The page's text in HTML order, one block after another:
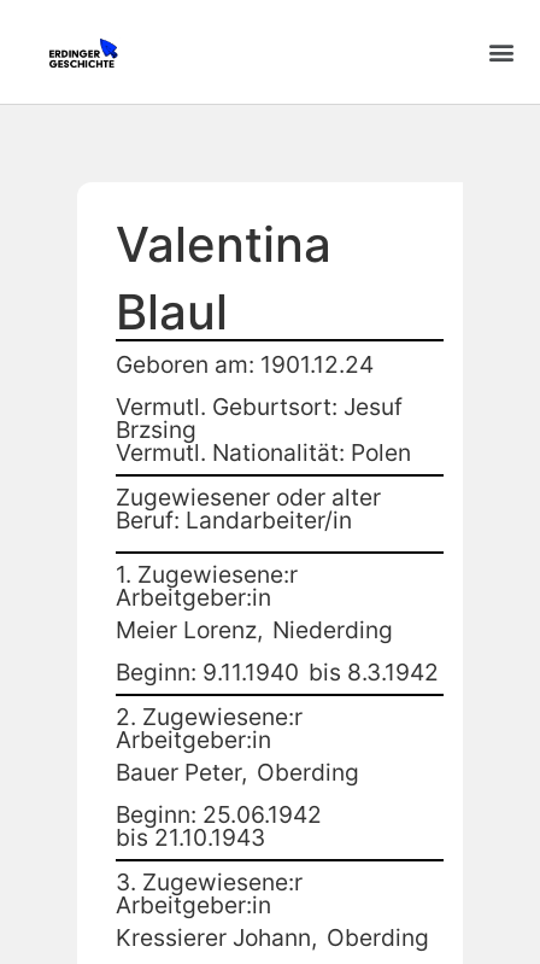
Valentina
Blaul
Geboren am: 1901.12.24
Vermutl. Geburtsort: Jesuf
Brzsing
Vermutl. Nationalität: Polen
Zugewiesener oder alter
Beruf: Landarbeiter/in
1. Zugewiesene:r
Arbeitgeber:in
Meier Lorenz, Niederding
Beginn: 9.11.1940 bis 8.3.1942
2. Zugewiesene:r
Arbeitgeber:in
Bauer Peter, Oberding
Beginn: 25.06.1942
bis 21.10.1943
3. Zugewiesene:r
Arbeitgeber:in
Kressierer Johann, Oberding